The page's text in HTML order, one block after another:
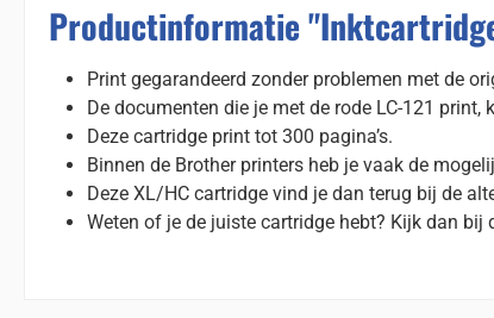
Productinformatie
Print gegarandeerd zonder problemen met de
De documenten die je met de rode LC-121
Deze cartridge print tot 300 pagina’s.
Binnen de Brother printers heb je vaak de
Deze XL/HC cartridge vind je dan terug bij de
Weten of je de juiste cartridge hebt? Kijk dan bij